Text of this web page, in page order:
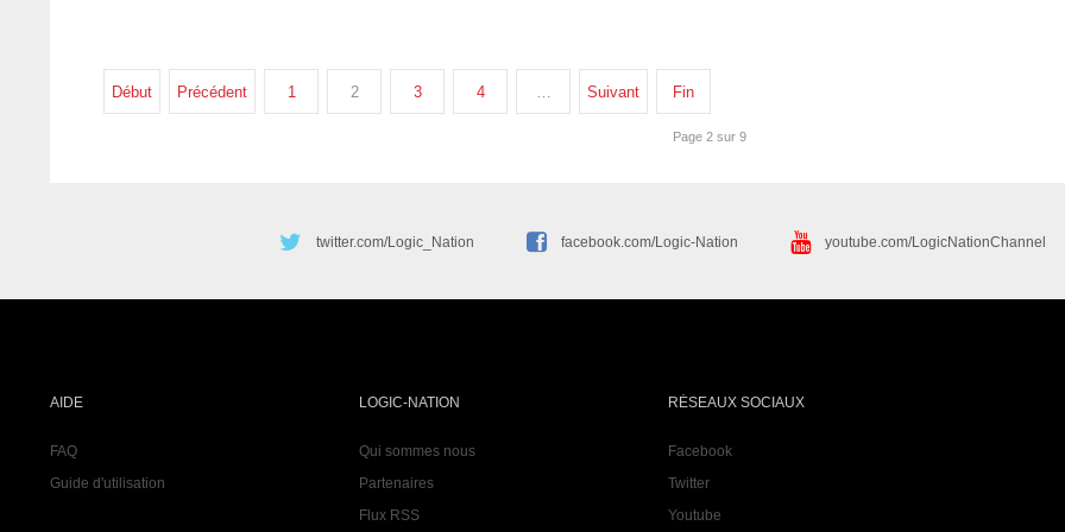
Début Précédent 1 2 3 4 … Suivant Fin
Page 2 sur 9
twitter.com/Logic_Nation facebook.com/Logic-Nation youtube.com/LogicNationChannel
AIDE
FAQ
Guide d'utilisation
LOGIC-NATION
Qui sommes nous
Partenaires
Flux RSS
RÉSEAUX SOCIAUX
Facebook
Twitter
Youtube